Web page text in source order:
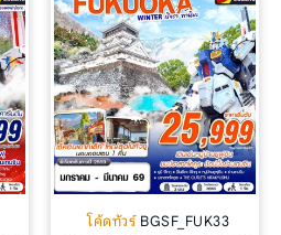
โค้ดทัวร์ BGSF_FUK33